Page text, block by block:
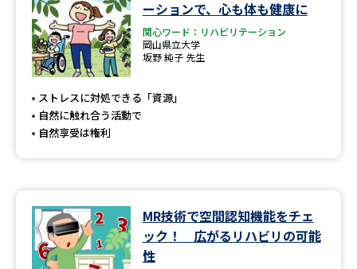
来場型・Web型イベント特集 夢ナビライブ
受験準備
志望校・出願校を調べる
先輩が入学を決めた理由 テレメール全国一斉進学調査
新生活お役立ちガイド
ーションで、心も体も健康に
関心ワード：リハビリテーション
岡山県立大学
坂野 純子 先生
ストレスに対処できる「資源」
自然に触れ合う活動で
自然享受は権利
MR技術で空間認知機能をチェ
ック！ 広がるリハビリの可能
性